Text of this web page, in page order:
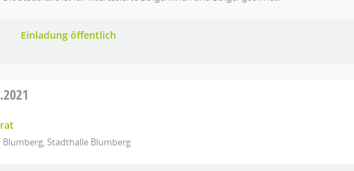
Einladung öffentlich
Blumberg, Stadthalle Blumberg